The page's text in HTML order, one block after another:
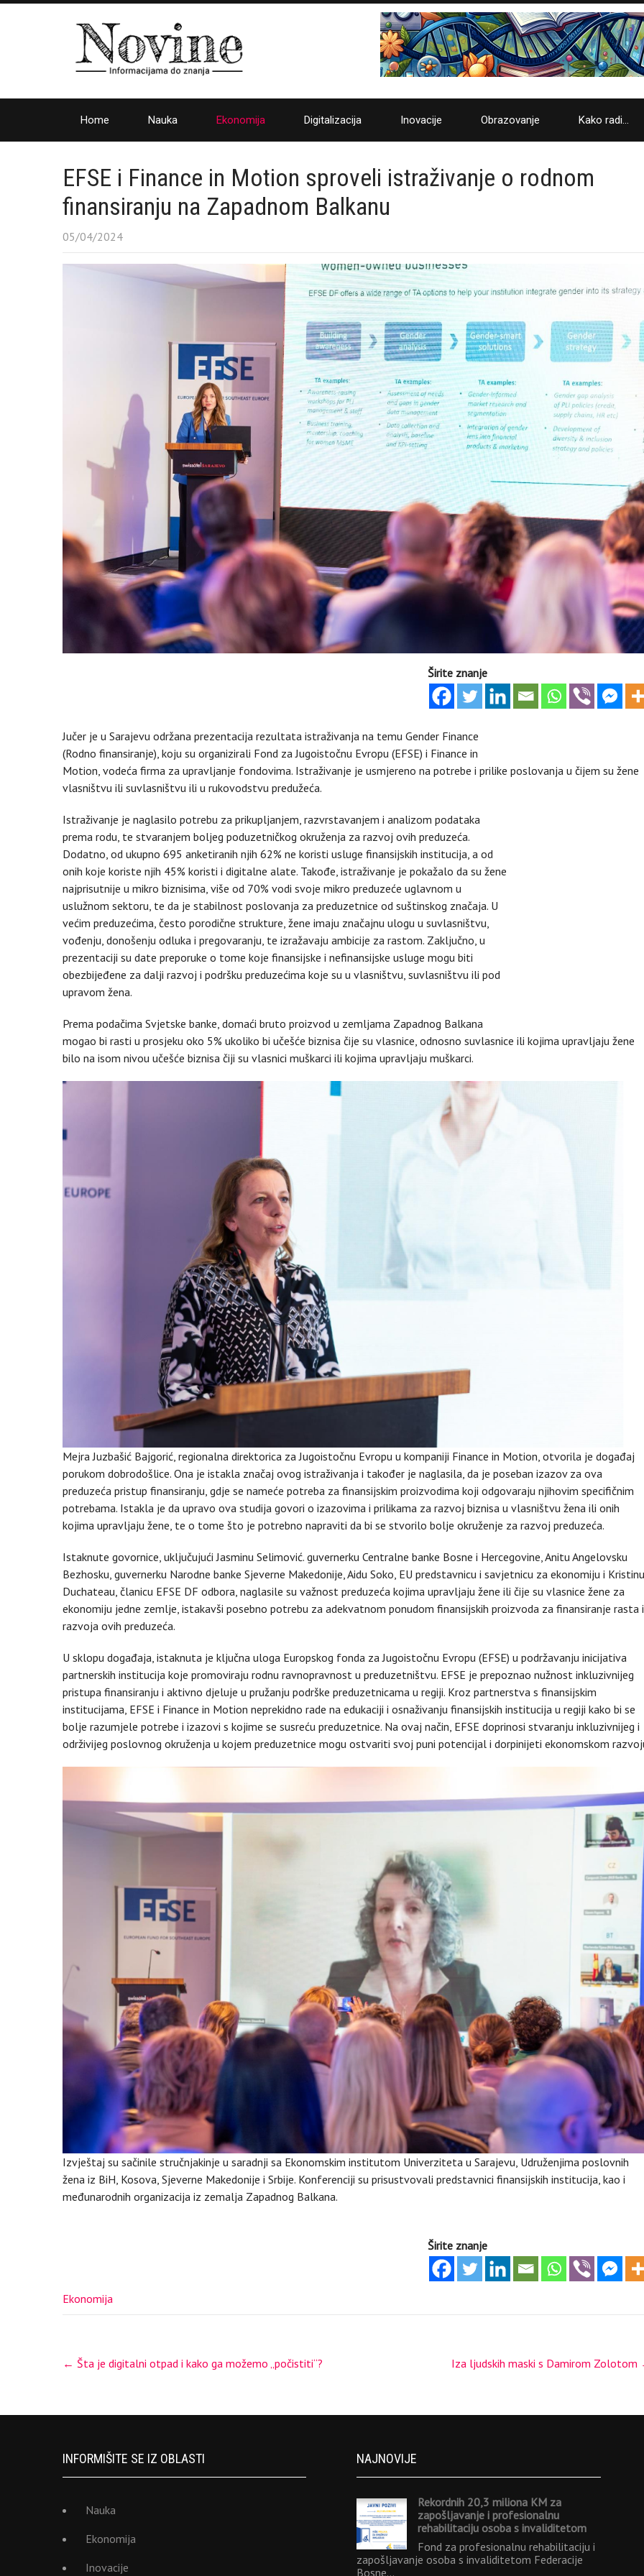
Home Nauka Ekonomija Digitalizacija Inovacije Obrazovanje Kako radi…
EFSE i Finance in Motion sproveli istraživanje o rodnom
finansiranju na Zapadnom Balkanu
05/04/2024
Širite znanje
Jučer je u Sarajevu održana prezentacija rezultata istraživanja na temu Gender Finance
(Rodno finansiranje), koju su organizirali Fond za Jugoistočnu Evropu (EFSE) i Finance in
Motion, vodeća firma za upravljanje fondovima. Istraživanje je usmjereno na potrebe i prilike poslovanja u čijem su žene
vlasništvu ili suvlasništvu ili u rukovodstvu predužeća.
Istraživanje je naglasilo potrebu za prikupljanjem, razvrstavanjem i analizom podataka
prema rodu, te stvaranjem boljeg poduzetničkog okruženja za razvoj ovih preduzeća.
Dodatno, od ukupno 695 anketiranih njih 62% ne koristi usluge finansijskih institucija, a od
onih koje koriste njih 45% koristi i digitalne alate. Takođe, istraživanje je pokažalo da su žene
najprisutnije u mikro biznisima, više od 70% vodi svoje mikro preduzeće uglavnom u
uslužnom sektoru, te da je stabilnost poslovanja za preduzetnice od suštinskog značaja. U
većim preduzećima, često porodične strukture, žene imaju značajnu ulogu u suvlasništvu,
vođenju, donošenju odluka i pregovaranju, te izražavaju ambicije za rastom. Zaključno, u
prezentaciji su date preporuke o tome koje finansijske i nefinansijske usluge mogu biti
obezbijeđene za dalji razvoj i podršku preduzećima koje su u vlasništvu, suvlasništvu ili pod
upravom žena.
Prema podačima Svjetske banke, domaći bruto proizvod u zemljama Zapadnog Balkana
mogao bi rasti u prosjeku oko 5% ukoliko bi učešće biznisa čije su vlasnice, odnosno suvlasnice ili kojima upravljaju žene
bilo na isom nivou učešće biznisa čiji su vlasnici muškarci ili kojima upravljaju muškarci.
Mejra Juzbašić Bajgorić, regionalna direktorica za Jugoistočnu Evropu u kompaniji Finance in Motion, otvorila je događaj
porukom dobrodošlice. Ona je istakla značaj ovog istraživanja i također je naglasila, da je poseban izazov za ova
preduzeća pristup finansiranju, gdje se nameće potreba za finansijskim proizvodima koji odgovaraju njihovim specifičnim
potrebama. Istakla je da upravo ova studija govori o izazovima i prilikama za razvoj biznisa u vlasništvu žena ili onih
kojima upravljaju žene, te o tome što je potrebno napraviti da bi se stvorilo bolje okruženje za razvoj preduzeća.
Istaknute govornice, uključujući Jasminu Selimović. guvernerku Centralne banke Bosne i Hercegovine, Anitu Angelovsku
Bezhosku, guvernerku Narodne banke Sjeverne Makedonije, Aidu Soko, EU predstavnicu i savjetnicu za ekonomiju i Kristinu
Duchateau, članicu EFSE DF odbora, naglasile su važnost preduzeća kojima upravljaju žene ili čije su vlasnice žene za
ekonomiju jedne zemlje, istakavši posebno potrebu za adekvatnom ponudom finansijskih proizvoda za finansiranje rasta i
razvoja ovih preduzeća.
U sklopu događaja, istaknuta je ključna uloga Europskog fonda za Jugoistočnu Evropu (EFSE) u podržavanju inicijativa
partnerskih institucija koje promoviraju rodnu ravnopravnost u preduzetništvu. EFSE je prepoznao nužnost inkluzivnijeg
pristupa finansiranju i aktivno djeluje u pružanju podrške preduzetnicama u regiji. Kroz partnerstva s finansijskim
institucijama, EFSE i Finance in Motion neprekidno rade na edukaciji i osnaživanju finansijskih institucija u regiji kako bi se
bolje razumjele potrebe i izazovi s kojime se susreću preduzetnice. Na ovaj način, EFSE doprinosi stvaranju inkluzivnijeg i
održivijeg poslovnog okruženja u kojem preduzetnice mogu ostvariti svoj puni potencijal i dorpinijeti ekonomskom
Izvještaj su sačinile stručnjakinje u saradnji sa Ekonomskim institutom Univerziteta u Sarajevu, Udruženjima poslovnih
žena iz BiH, Kosova, Sjeverne Makedonije i Srbije. Konferenciji su prisustvovali predstavnici finansijskih institucija, kao i
međunarodnih organizacija iz zemalja Zapadnog Balkana.
Širite znanje
Ekonomija
Post
navigation
← Šta je digitalni otpad i kako ga možemo „počistiti“? Iza ljudskih maski s Damirom Zolotom
INFORMIŠITE SE IZ OBLASTI
Nauka
Ekonomija
Inovacije
NAJNOVIJE
Rekordnih 20,3 miliona KM za
zapošljavanje i profesionalnu
rehabilitaciju osoba s invaliditetom
Fond za profesionalnu rehabilitaciju i
zapošljavanje osoba s invaliditetom Federacije
Bosne…